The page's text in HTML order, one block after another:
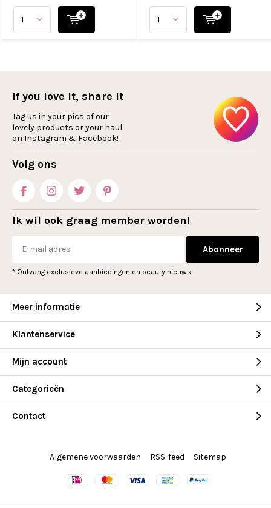
If you love it, share it
Tag us in your pics of our
lovely products or your haul
on Instagram & Facebook!
Volg ons
Ik wil ook graag member worden!
Abonneer
* Ontvang exclusieve aanbiedingen en beauty nieuws
Meer informatie
Klantenservice
Mijn account
Categorieën
Contact
Algemene voorwaarden RSS-feed Sitemap